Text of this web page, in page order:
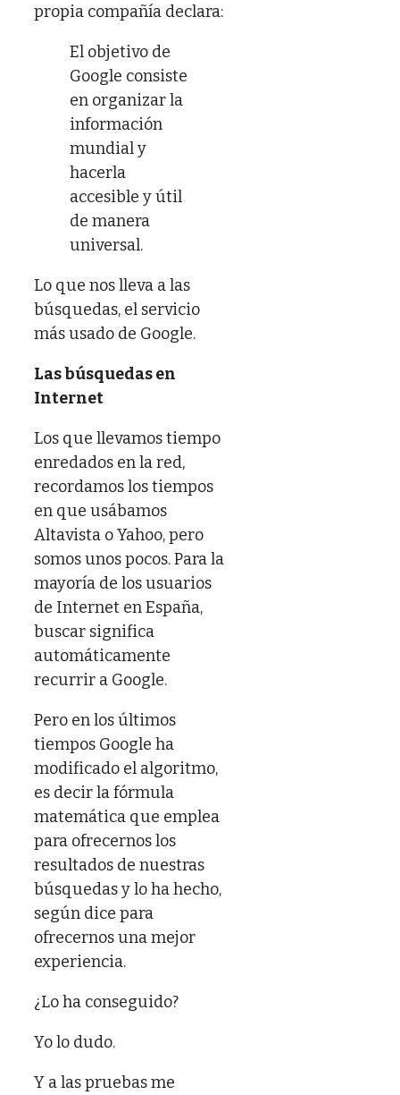
propia compañía declara:
El objetivo de
Google consiste
en organizar la
información
mundial y
hacerla
accesible y útil
de manera
universal.
Lo que nos lleva a las
búsquedas, el servicio
más usado de Google.
Las búsquedas en
Internet
Los que llevamos tiempo
enredados en la red,
recordamos los tiempos
en que usábamos
Altavista o Yahoo, pero
somos unos pocos. Para la
mayoría de los usuarios
de Internet en España,
buscar significa
automáticamente
recurrir a Google.
Pero en los últimos
tiempos Google ha
modificado el algoritmo,
es decir la fórmula
matemática que emplea
para ofrecernos los
resultados de nuestras
búsquedas y lo ha hecho,
según dice para
ofrecernos una mejor
experiencia.
¿Lo ha conseguido?
Yo lo dudo.
Y a las pruebas me